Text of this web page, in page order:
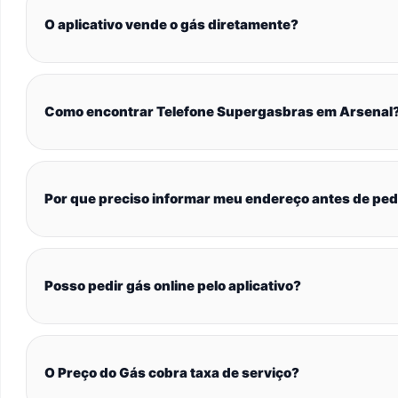
O aplicativo vende o gás diretamente?
Como encontrar Telefone Supergasbras em
Por que preciso informar meu endereço antes de
Posso pedir gás online pelo aplicativo?
O Preço do Gás cobra taxa de serviço?